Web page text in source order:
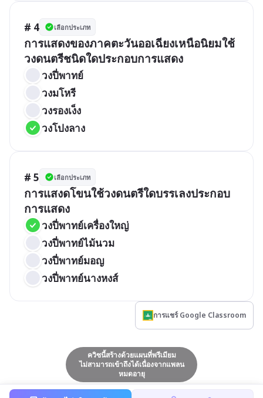
# 4 เลือกประเภท
การแสดงของภาคตะวันออเฉียงเหนือนิยมใช้
วงดนตรีชนิดใดประกอบการแสดง
วงปี่พาทย์
วงมโหรี
วงรองเง็ง
วงโปงลาง
# 5 เลือกประเภท
การแสงดโขนใช้วงดนตรีใดบรรเลงประกอบ
การแสดง
วงปี่พาทย์เครื่องใหญ่
วงปี่พาทย์ไม้นวม
วงปี่พาทย์มอญ
วงปี่พาทย์นางหงส์
การแชร์ Google Classroom
ควิซนี้สร้างด้วยแผนที่พรีเมียม
ไม่สามารถเข้าถึงได้เนื่องจากแพลน
หมดอายุ